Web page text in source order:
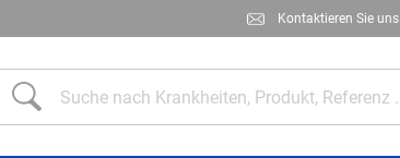
Kontaktieren Sie uns
Suche nach Krankheiten, Produkt, Referenz ...